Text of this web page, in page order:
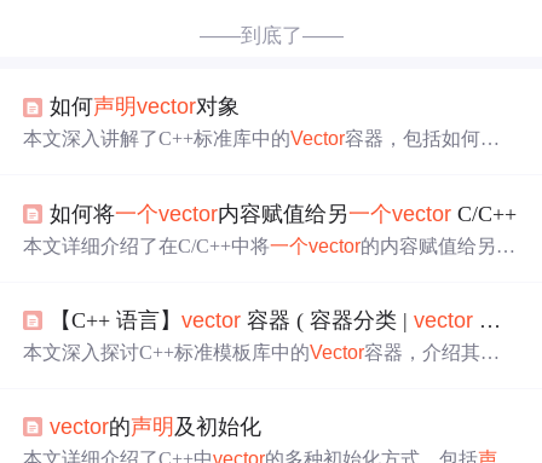
——到底了——
如何声明vector对象
本文深入讲解了C++标准库中的Vector容器，包括如何包
r与数组的不同之处，例如Vector提供了size()函数获取对象
大小。
如何将一个vector内容赋值给另一个vector C/C++
本文详细介绍了在C/C++中将一个vector的内容赋值给另一
为开发者提供了丰富的代码实现示例。
【C++ 语言】vector 容器 ( 容器分类 |vector 声明
本文深入探讨C++标准模板库中的Vector容器，介绍其声
vector的声明 及初始化
本文详细介绍了C++中vector的多种初始化方式，包括声明